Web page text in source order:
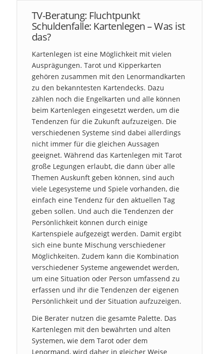
TV-Beratung: Fluchtpunkt
Schuldenfalle: Kartenlegen – Was ist
das?
Kartenlegen ist eine Möglichkeit mit vielen
Ausprägungen. Tarot und Kipperkarten
gehören zusammen mit den Lenormandkarten
zu den bekanntesten Kartendecks. Dazu
zählen noch die Engelkarten und alle können
beim Kartenlegen eingesetzt werden, um die
Tendenzen für die Zukunft aufzuzeigen. Die
verschiedenen Systeme sind dabei allerdings
nicht immer für die gleichen Aussagen
geeignet. Während das Kartenlegen mit Tarot
große Legungen erlaubt, die dann über alle
Themen Auskunft geben können, sind auch
viele Legesysteme und Spiele vorhanden, die
einfach eine Tendenz für den aktuellen Tag
geben sollen. Und auch die Tendenzen der
Persönlichkeit können durch einige
Kartenspiele aufgezeigt werden. Damit ergibt
sich eine bunte Mischung verschiedener
Möglichkeiten. Zudem kann die Kombination
verschiedener Systeme angewendet werden,
um eine Situation oder Person umfassend zu
erfassen und ihr die Tendenzen der eigenen
Persönlichkeit und der Situation aufzuzeigen.
Die Berater nutzen die gesamte Palette. Das
Kartenlegen mit den bewährten und alten
Systemen, wie dem Tarot oder dem
Lenormand, wird daher in gleicher Weise